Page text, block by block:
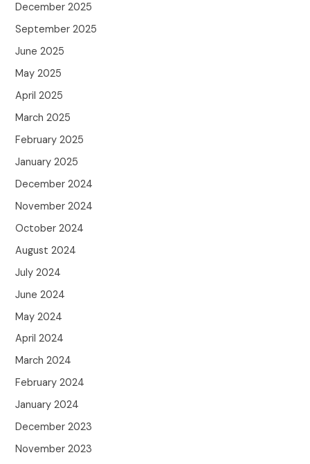
December 2025
September 2025
June 2025
May 2025
April 2025
March 2025
February 2025
January 2025
December 2024
November 2024
October 2024
August 2024
July 2024
June 2024
May 2024
April 2024
March 2024
February 2024
January 2024
December 2023
November 2023